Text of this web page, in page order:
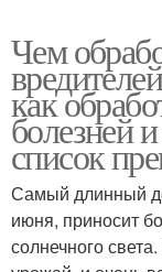
Чем
как
болезней
список
Самый длинный
июня, приносит
солнечного